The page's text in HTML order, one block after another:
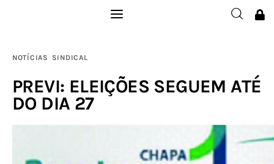
Filie-se
Publicações
NOTÍCIAS SINDICAL
PREVI: ELEIÇÕES SEGUEM ATÉ
DO DIA 27